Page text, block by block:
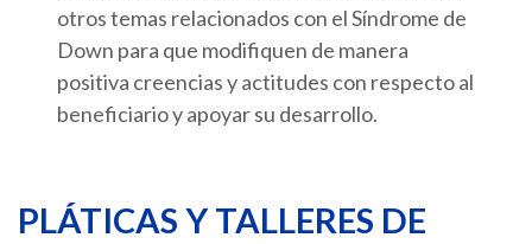
otros temas relacionados con el Síndrome de
Down para que modifiquen de manera
positiva creencias y actitudes con respecto al
beneficiario y apoyar su desarrollo.
PLÁTICAS Y TALLERES DE